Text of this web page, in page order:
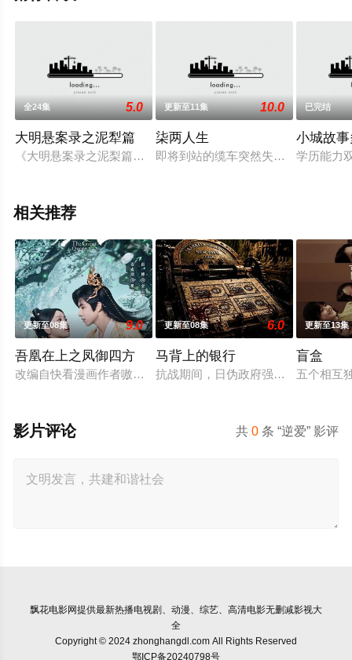
全24集 5.0
大明悬案录之泥犁篇
《大明悬案录之泥梨篇》讲述六扇门女捕头丁昭昭卷入离奇案
更新至11集 10.0
柒两人生
即将到站的缆车突然失控，如断线
已完结
小城故
学历能力
相关推荐
更新至08集 9.0
吾凰在上之凤御四方
改编自快看漫画作者嗷小泽的独家连载漫画《吾凰在上》。现
更新至08集 6.0
马背上的银行
抗战期间，日伪政府强行推广、使用
更新至13集
盲盒
五个相互
共0 条 “逆爱” 影评
影片评论
飘花电影网提供最新热播电视剧、动漫、综艺、高清电影无删减影视大
全
Copyright © 2024 zhonghangdl.com All Rights Reserved
鄂ICP备20240798号